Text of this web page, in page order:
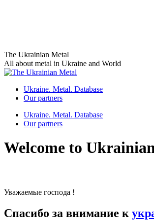
Skip
to
content
The Ukrainian Metal
All about metal in Ukraine and World
Ukraine. Metal. Database
Our partners
Ukraine. Metal. Database
Our partners
Welcome to
Уважаемые господа !
Спасибо за внимание к